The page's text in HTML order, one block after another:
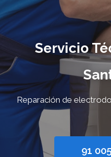
Servicio
Reparación de
91